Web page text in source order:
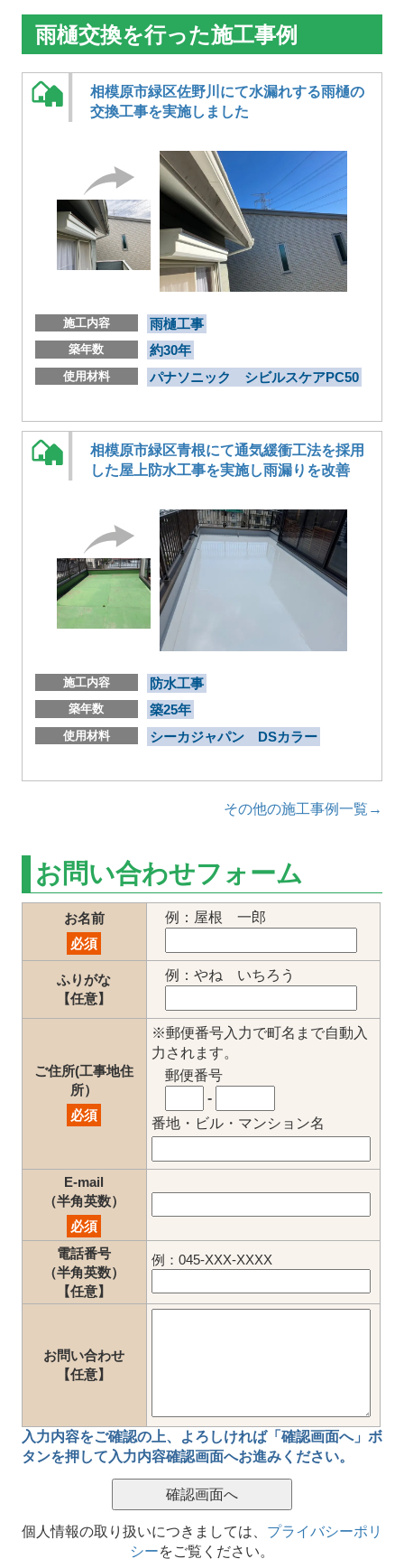
雨樋交換を行った施工事例
相模原市緑区佐野川にて水漏れする雨樋の
交換工事を実施しました
施工内容 雨樋工事
築年数 約30年
使用材料 パナソニック シビルスケアPC50
相模原市緑区青根にて通気緩衝工法を採用
した屋上防水工事を実施し雨漏りを改善
施工内容 防水工事
築年数 築25年
使用材料 シーカジャパン DSカラー
その他の施工事例一覧→
お問い合わせフォーム
お名前
必須
例：屋根 一郎
ふりがな
【任意】
例：やね いちろう
ご住所(工事地住
所）
必須
※郵便番号入力で町名まで自動入
力されます。
郵便番号
-
番地・ビル・マンション名
E-mail
（半角英数）
必須
電話番号
（半角英数）
【任意】
例：045-XXX-XXXX
お問い合わせ
【任意】
入力内容をご確認の上、
よろしければ「確認画面へ」ボ
タンを押して 入力内容確認画面へお進みください。
個人情報の取り扱いにつきましては、 プライバシーポリ
シーをご覧ください。